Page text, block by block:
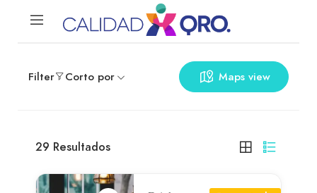
Filter Corto por Maps view
29 Resultados